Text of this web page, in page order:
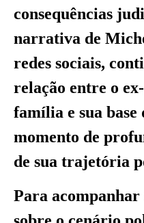
consequências
narrativa de
redes sociais,
relação entre o
família e sua base
momento de
de sua trajetória
Para acompanhar